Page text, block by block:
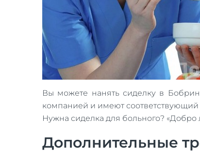
Вы можете нанять сиделку в
компанией и имеют соответствующий
Нужна сиделка для больного?
Дополнительные